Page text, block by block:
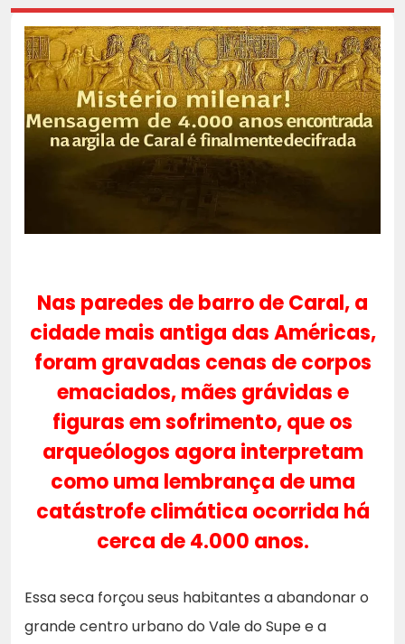
Nas paredes de barro de Caral, a
cidade mais antiga das Américas,
foram gravadas cenas de corpos
emaciados, mães grávidas e
figuras em sofrimento, que os
arqueólogos agora interpretam
como uma lembrança de uma
catástrofe climática ocorrida há
cerca de 4.000 anos.
Essa seca forçou seus habitantes a abandonar o
grande centro urbano do Vale do Supe e a